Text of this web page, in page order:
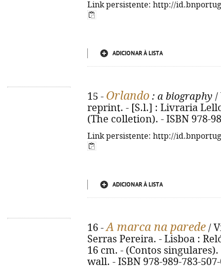
Link persistente: http://
ADICIONAR À LISTA
15 - Orlando : a biography /
reprint. - [S.l.] : Livraria
(The colletion). - ISBN 978-
Link persistente: http://
ADICIONAR À LISTA
16 -A marca na parede /
Serras Pereira. - Lisboa :
16 cm. - (Contos
wall. - ISBN 978-989-783-